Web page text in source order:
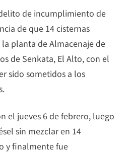
de incumplimiento de
de que 14 cisternas
planta de Almacenaje de
de Senkata, El Alto, con el
sido sometidos a los
el jueves 6 de febrero, luego
sin mezclar en 14
y finalmente fue